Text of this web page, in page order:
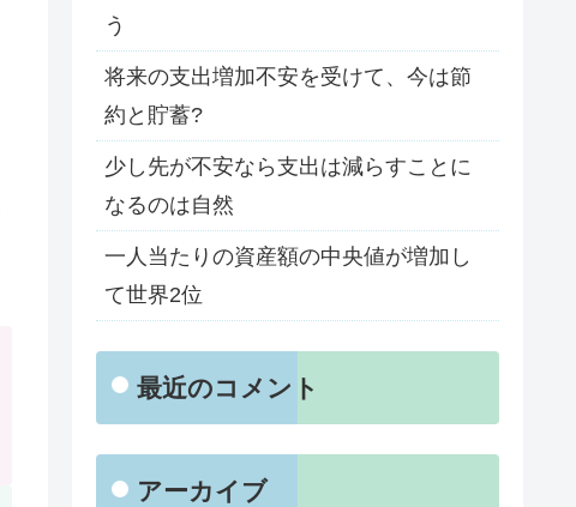
う
将来の支出増加不安を受けて、今は節
約と貯蓄?
少し先が不安なら支出は減らすことに
なるのは自然
一人当たりの資産額の中央値が増加し
て世界2位
最近のコメント
アーカイブ